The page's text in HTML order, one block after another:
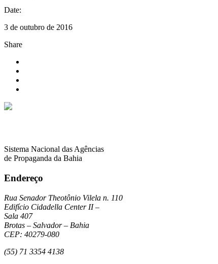
Date:
3 de outubro de 2016
Share
Sistema Nacional das Agências
de Propaganda da Bahia
Endereço
Rua Senador Theotônio Vilela n. 110
Edifício Cidadella Center II –
Sala 407
Brotas – Salvador – Bahia
CEP: 40279-080
(55) 71 3354 4138